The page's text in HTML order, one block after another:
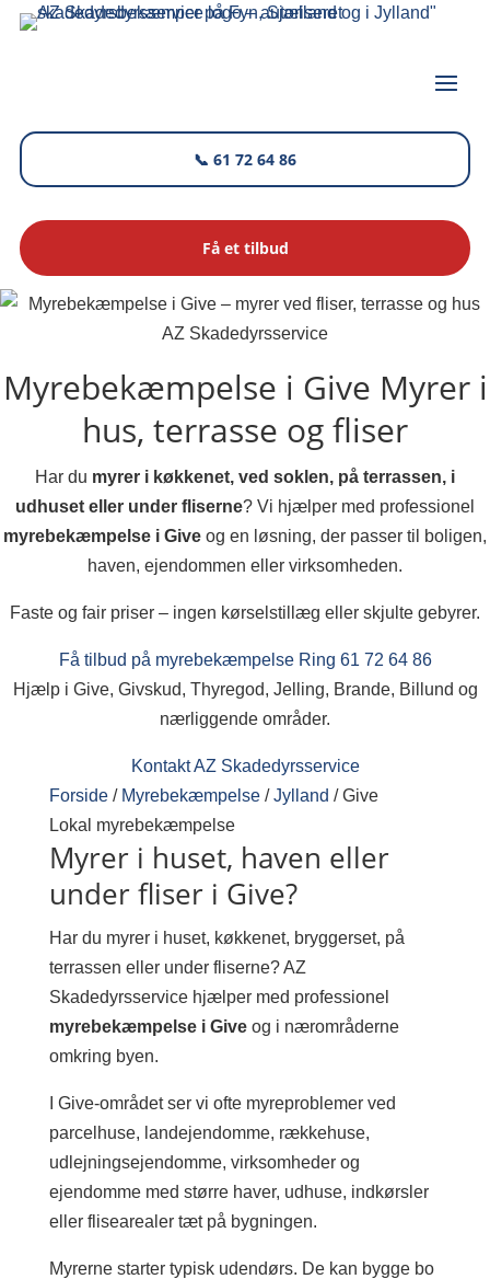
📞 61 72 64 86
Få et tilbud
AZ Skadedyrsservice
Myrebekæmpelse i Give Myrer i
hus, terrasse og fliser
Har du myrer i køkkenet, ved soklen, på terrassen, i
udhuset eller under fliserne? Vi hjælper med professionel
myrebekæmpelse i Give og en løsning, der passer til boligen,
haven, ejendommen eller virksomheden.
Faste og fair priser – ingen kørselstillæg eller skjulte gebyrer.
Få tilbud på myrebekæmpelse Ring 61 72 64 86
Hjælp i Give, Givskud, Thyregod, Jelling, Brande, Billund og
nærliggende områder.
Kontakt AZ Skadedyrsservice
Forside / Myrebekæmpelse / Jylland / Give
Lokal myrebekæmpelse
Myrer i huset, haven eller
under fliser i Give?
Har du myrer i huset, køkkenet, bryggerset, på
terrassen eller under fliserne? AZ
Skadedyrsservice hjælper med professionel
myrebekæmpelse i Giveog i nærområderne
omkring byen.
I Give-området ser vi ofte myreproblemer ved
parcelhuse, landejendomme, rækkehuse,
udlejningsejendomme, virksomheder og
ejendomme med større haver, udhuse, indkørsler
eller flisearealer tæt på bygningen.
Myrerne starter typisk udendørs. De kan bygge bo